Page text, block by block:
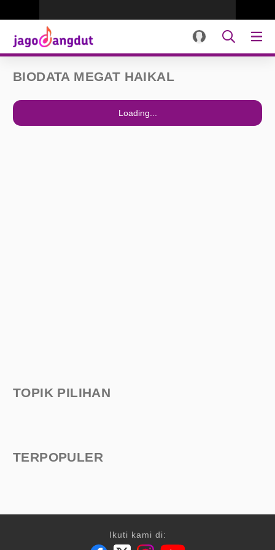
BIODATA MEGAT HAIKAL
Loading...
TOPIK PILIHAN
TERPOPULER
Ikuti kami di: